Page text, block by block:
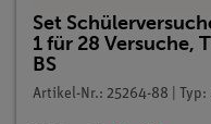
Set
1 für 28 Versuche,
BS
Artikel-Nr.: 25264-88 | Typ: